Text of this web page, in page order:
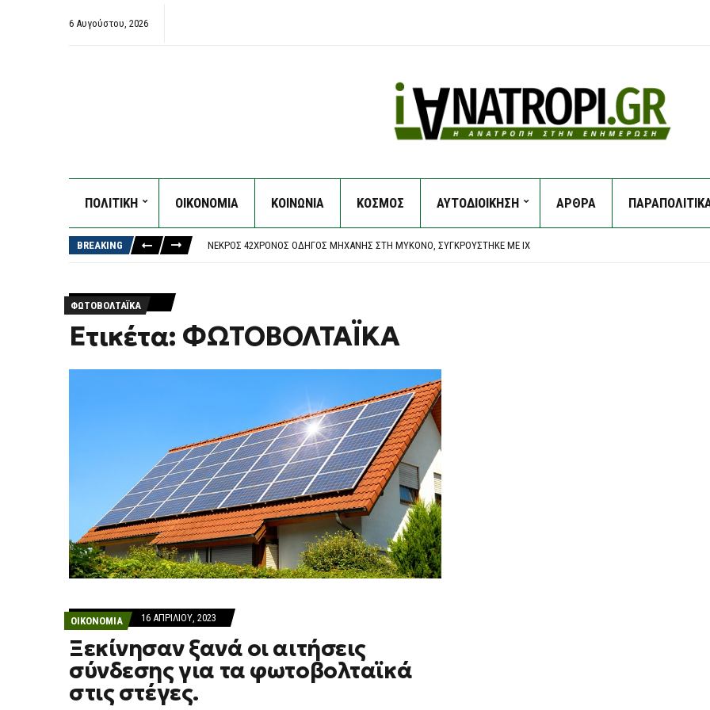
6 Αυγούστου, 2026
ΠΟΛΙΤΙΚΗ ΟΙΚΟΝΟΜΙΑ ΚΟΙΝΩΝΙΑ ΚΟΣΜΟΣ ΑΥΤΟΔΙΟΙΚΗΣΗ ΑΡΘΡΑ
BREAKING
ΝΈΑ ΠΥΡΆ ΑΥΓΕΡΙΝΟΎ ΚΑΤΆ ΚΑΡΥΣΤΙΑΝΟΎ: «ΚΆΠΟΙΟΙ ΟΝΕΙΡΕΎΟΝΤΑΙ ΒΟΥΛΕΥΤΙΚΆ ΈΔΡΑΝΑ ΚΑΙ ΣΥΝΩΜΟΣΊΕΣ»
ΝΕΚΡΌΣ 42ΧΡΟΝΟΣ ΟΔΗΓΌΣ ΜΗΧΑΝΉΣ ΣΤΗ ΜΎΚΟΝΟ, ΣΥΓΚΡΟΎΣΤΗΚΕ ΜΕ ΙΧ
ΦΩΤΟΒΟΛΤΑΪΚΑ
Ετικέτα: ΦΩΤΟΒΟΛΤΑΪΚΑ
ΟΙΚΟΝΟΜΙΑ 16 ΑΠΡΙΛΊΟΥ, 2023
Ξεκίνησαν ξανά οι αιτήσεις
σύνδεσης για τα φωτοβολταϊκά
στις στέγες.